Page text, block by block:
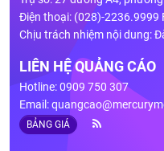
Điện thoại: (028)-2236.9999
Chịu trách nhiệm nội dung:
LIÊN HỆ QUẢNG CÁO
Hotline: 0909 750 307
Email:
BẢNG GIÁ